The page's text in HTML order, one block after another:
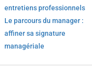
entretiens professionnels
Le parcours du manager :
affiner sa signature
managériale